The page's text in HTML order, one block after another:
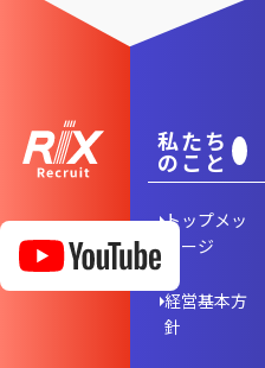
私たち
のこと
トップメッ
セージ
経営基本方
針